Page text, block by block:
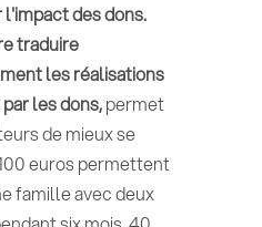
des dons.
traduire
les réalisations
les dons,permet
de mieux se
euros permettent
famille avec deux